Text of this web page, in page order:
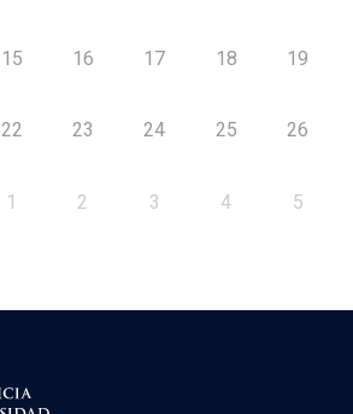
15 16 17 18 19
22 23 24 25 26
1 2 3 4 5